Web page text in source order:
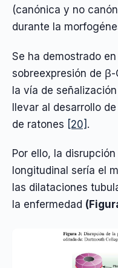
(canónica y no
durante la
Se ha demostrado
sobreexpresión de
la vía de
llevar al desarrollo
de ratones [20] .
Por ello, la
longitudinal sería el
las dilataciones
la enfermedad